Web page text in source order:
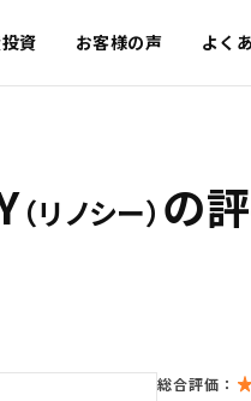
資 お客様の声 よく
（リノシー） の
総合評価：